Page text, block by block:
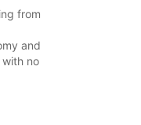
from
and
no